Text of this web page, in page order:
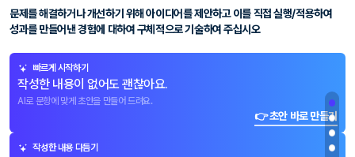
문제를 해결하거나 개선하기 위해 아이디어를 제안하고 이를 직접 실행/적용하여
성과를 만들어낸 경험에 대하여 구체적으로 기술하여 주십시오
빠르게 시작하기
작성한 내용이 없어도 괜찮아요.
AI로 문항에 맞게 초안을 만들어 드려요.
👉 초안 바로 만들기
작성한 내용 다듬기